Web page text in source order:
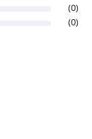
(0)
(0)